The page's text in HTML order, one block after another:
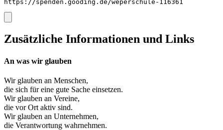
https://spenden.gooding.de/weperschule-116361
Zusätzliche Informationen und Links
An was wir glauben
Wir glauben an Menschen,
die sich für eine gute Sache einsetzen.
Wir glauben an Vereine,
die vor Ort aktiv sind.
Wir glauben an Unternehmen,
die Verantwortung wahrnehmen.